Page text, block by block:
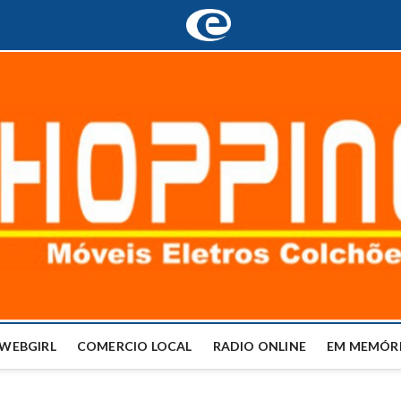
COMERCIO LOCAL RADIO ONLINE EM